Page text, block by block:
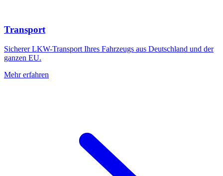
Transport
Sicherer LKW-Transport Ihres Fahrzeugs aus Deutschland und der
ganzen EU.
Mehr erfahren